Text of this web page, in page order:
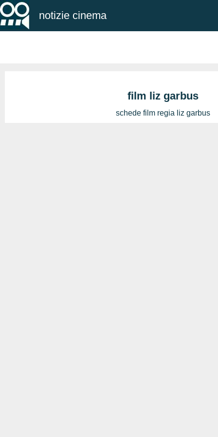
notizie cinema
film liz garbus
schede film regia liz garbus